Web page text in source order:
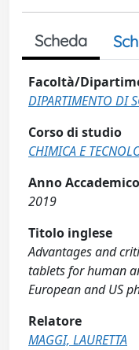
Scheda
Facoltà/
DIPARTIMENTO DI
Corso di studio
CHIMICA E
Anno Accademico
2019
Titolo inglese
Advantages and
tablets for human
European and US
Relatore
MAGGI, LAURETTA